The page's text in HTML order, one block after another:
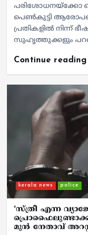
പരിശോധനയ്‌ക്കോ
പെണ്‍കുട്ടി
പ്രതികളില്‍ നിന്ന്
സുഹൃത്തുക്കളും
Continue reading
kerala news police
‘സ്ത്രീ എന്ന
പ്രൊഫൈലുണ്ടാക്കി
മുൻ നേതാവ്